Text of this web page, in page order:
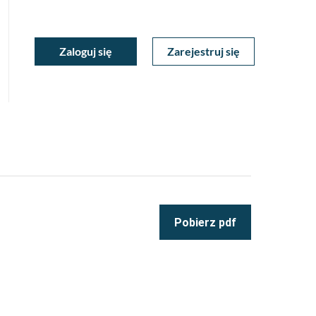
MojeZaloguj się Zarejestruj się
Pobierz pdf